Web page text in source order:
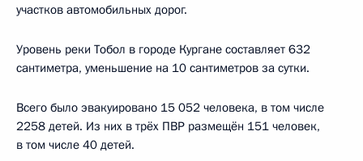
участков автомобильных дорог.
Уровень реки Тобол в городе Кургане составляет 632
сантиметра, уменьшение на 10 сантиметров за сутки.
Всего было эвакуировано 15 052 человека, в том числе
2258 детей. Из них в трёх ПВР размещён 151 человек,
в том числе 40 детей.